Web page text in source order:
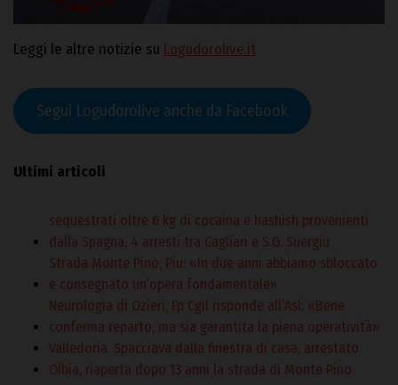
Leggi le altre notizie su Logudorolive.it
Segui Logudorolive anche da Facebook
Ultimi articoli
sequestrati oltre 6 kg di cocaina e hashish provenienti
dalla Spagna, 4 arresti tra Cagliari e S.G. Suergiu
Strada Monte Pino, Piu: «In due anni abbiamo sbloccato
e consegnato un’opera fondamentale»
Neurologia di Ozieri, Fp Cgil risponde all’Asl: «Bene
conferma reparto, ma sia garantita la piena operatività»
Valledoria. Spacciava dalla finestra di casa, arrestato
Olbia, riaperta dopo 13 anni la strada di Monte Pino